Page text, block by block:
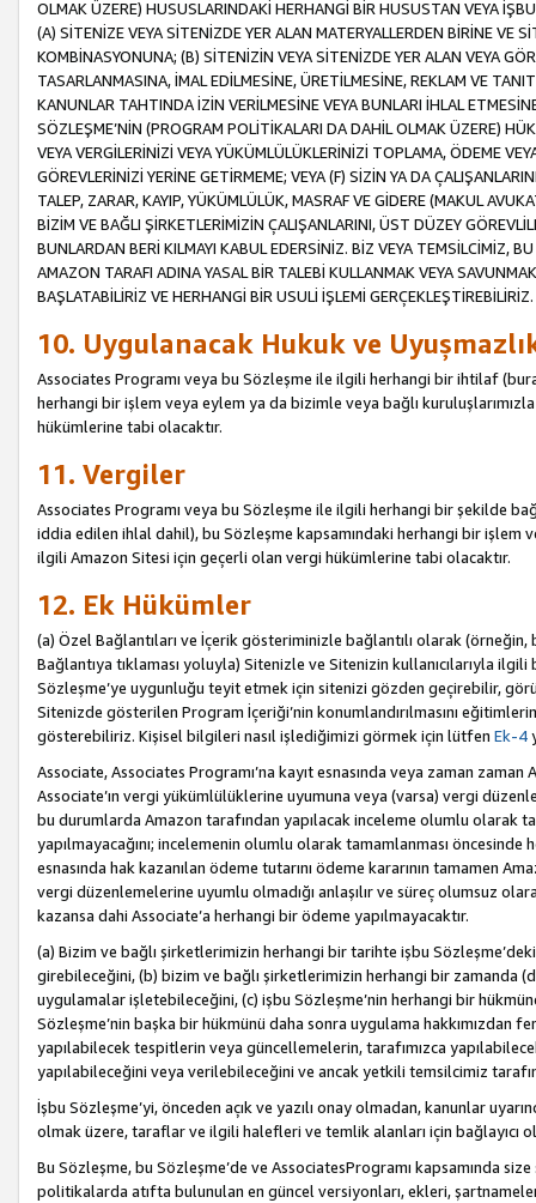
OLMAK ÜZERE) HUSUSLARINDAKİ HERHANGİ BİR HUSUSTAN VEYA
(A) SİTENİZE VEYA SİTENİZDE YER ALAN MATERYALLERDEN BİRİNE VE
KOMBİNASYONUNA; (B) SİTENİZİN VEYA SİTENİZDE YER ALAN VEYA
TASARLANMASINA, İMAL EDİLMESİNE, ÜRETİLMESİNE, REKLAM VE
KANUNLAR TAHTINDA İZİN VERİLMESİNE VEYA BUNLARI İHLAL
SÖZLEŞME’NİN (PROGRAM POLİTİKALARI DA DAHİL OLMAK ÜZERE)
VEYA VERGİLERİNİZİ VEYA YÜKÜMLÜLÜKLERİNİZİ TOPLAMA, ÖDEME
GÖREVLERİNİZİ YERİNE GETİRMEME; VEYA (F) SİZİN YA DA
TALEP, ZARAR, KAYIP, YÜKÜMLÜLÜK, MASRAF VE GİDERE (MAKUL
BİZİM VE BAĞLI ŞİRKETLERİMİZİN ÇALIŞANLARINI, ÜST DÜZEY
BUNLARDAN BERİ KILMAYI KABUL EDERSİNİZ. BİZ VEYA TEMSİLCİMİZ,
AMAZON TARAFI ADINA YASAL BİR TALEBİ KULLANMAK VEYA
BAŞLATABİLİRİZ VE HERHANGİ BİR USULİ İŞLEMİ GERÇEKLEŞTİREBİLİRİZ.
10. Uygulanacak Hukuk ve
Associates Programı veya bu Sözleşme ile ilgili herhangi bir ihtilaf
herhangi bir işlem veya eylem ya da bizimle veya bağlı
hükümlerine tabi olacaktır.
11. Vergiler
Associates Programı veya bu Sözleşme ile ilgili herhangi bir şekilde
iddia edilen ihlal dahil), bu Sözleşme kapsamındaki herhangi bir işlem
ilgili Amazon Sitesi için geçerli olan vergi hükümlerine tabi olacaktır.
12. Ek Hükümler
(a) Özel Bağlantıları ve İçerik gösteriminizle bağlantılı olarak
Bağlantıya tıklaması yoluyla) Sitenizle ve Sitenizin kullanıcılarıyla
Sözleşme’ye uygunluğu teyit etmek için sitenizi gözden geçirebilir,
Sitenizde gösterilen Program İçeriği’nin konumlandırılmasını
gösterebiliriz. Kişisel bilgileri nasıl işlediğimizi görmek için lütfen Ek-4
Associate, Associates Programı’na kayıt esnasında veya zaman
Associate’ın vergi yükümlülüklerine uyumuna veya (varsa) vergi
bu durumlarda Amazon tarafından yapılacak inceleme olumlu olarak
yapılmayacağını; incelemenin olumlu olarak tamamlanması
esnasında hak kazanılan ödeme tutarını ödeme kararının tamamen
vergi düzenlemelerine uyumlu olmadığı anlaşılır ve süreç olumsuz
kazansa dahi Associate’a herhangi bir ödeme yapılmayacaktır.
(a) Bizim ve bağlı şirketlerimizin herhangi bir tarihte işbu
girebileceğini, (b) bizim ve bağlı şirketlerimizin herhangi bir zamanda
uygulamalar işletebileceğini, (c) işbu Sözleşme’nin herhangi bir
Sözleşme’nin başka bir hükmünü daha sonra uygulama hakkımızdan
yapılabilecek tespitlerin veya güncellemelerin, tarafımızca
yapılabileceğini veya verilebileceğini ve ancak yetkili temsilcimiz
İşbu Sözleşme’yi, önceden açık ve yazılı onay olmadan, kanunlar
olmak üzere, taraflar ve ilgili halefleri ve temlik alanları için bağlayıcı
Bu Sözleşme, bu Sözleşme’de ve AssociatesProgramı kapsamında
politikalarda atıfta bulunulan en güncel versiyonları, ekleri,